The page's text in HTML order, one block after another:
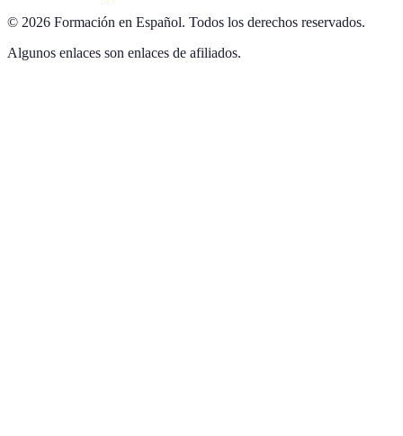
© 2026 Formación en Español. Todos los derechos reservados.
Algunos enlaces son enlaces de afiliados.